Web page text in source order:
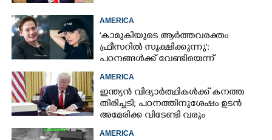
AMERICA
'കാമുകിയുടെ ആർത്തവരക്തം
ഫ്രീസറിൽ സൂക്ഷിക്കുന്നു':
പഠനങ്ങൾക്ക് വേണ്ടിയെന്ന്
ജോൺസന്റെ പോസ്റ്റ്
AMERICA
ഇന്ത്യൻ വിദ്യാർത്ഥികൾക്ക് കനത്ത
തിരിച്ചടി; പഠനത്തിനുശേഷം ഉടൻ
അമേരിക്ക വിടേണ്ടി വരും
AMERICA